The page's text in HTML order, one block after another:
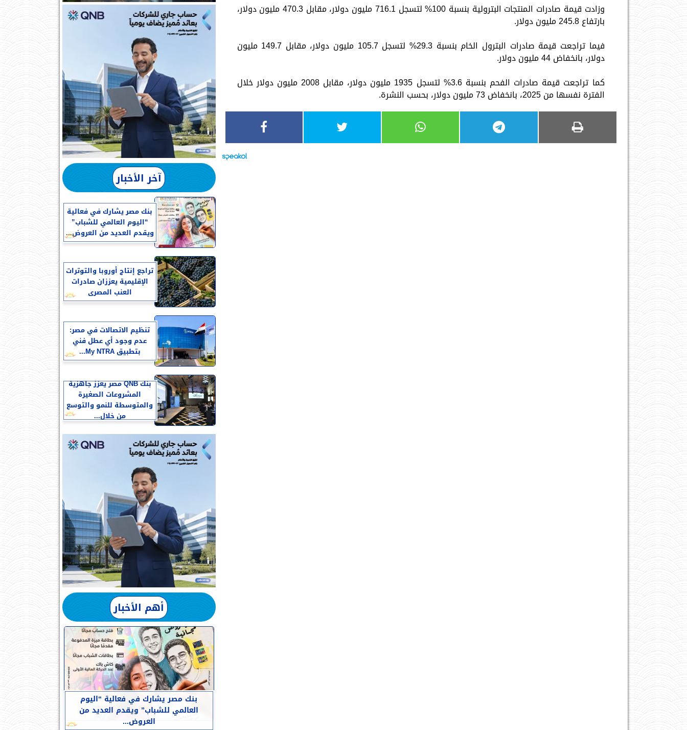
وزادت قيمة صادرات المنتجات البترولية بنسبة 100% لتسجل 716.1 مليون دولار، مقابل 470.3 مليون دولار،
بارتفاع 245.8 مليون دولار.
فيما تراجعت قيمة صادرات البترول الخام بنسبة 29.3% لتسجل 105.7 مليون دولار، مقابل 149.7 مليون
دولار، بانخفاض 44 مليون دولار.
كما تراجعت قيمة صادرات الفحم بنسبة 3.6% لتسجل 1935 مليون دولار، مقابل 2008 مليون دولار خلال
الفترة نفسها من 2025، بانخفاض 73 مليون دولار، بحسب النشرة.
آخر الأخبار
بنك مصر يشارك في فعالية
“اليوم العالمي للشباب”
ويقدم العديد من العروض...
تراجع إنتاج أوروبا والتوترات
الإقليمية يعززان صادرات
العنب المصرى
تنظيم الاتصالات في مصر:
عدم وجود أي عطل فني
بتطبيق My NTRA...
بنك QNB مصر يعزز جاهزية
المشروعات الصغيرة
والمتوسطة للنمو والتوسع
من خلال...
أهم الأخبار
بنك مصر يشارك في فعالية “اليوم
العالمي للشباب” ويقدم العديد من
العروض...